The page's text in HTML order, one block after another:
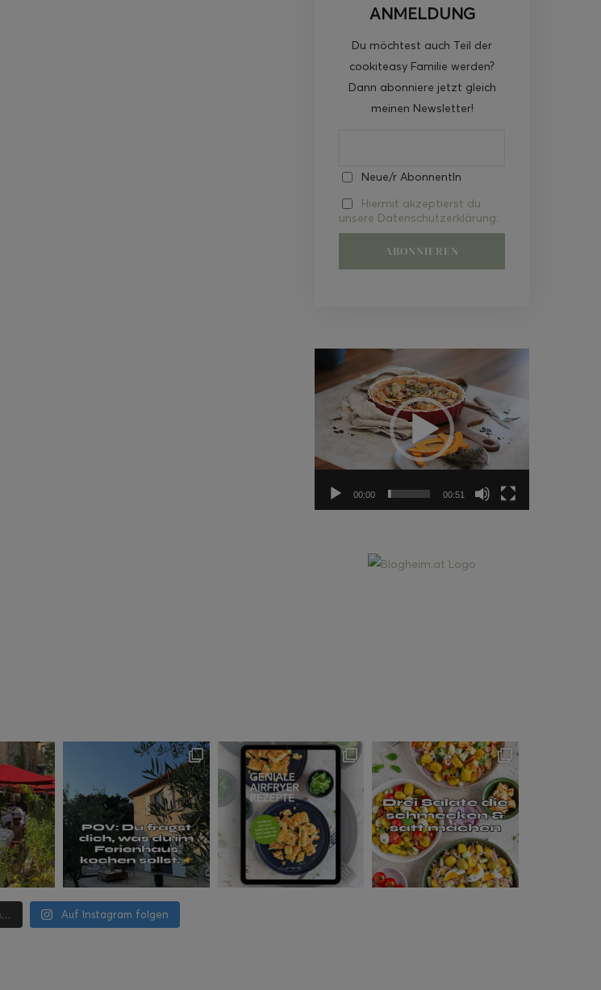
ANMELDUNG
Du möchtest auch Teil der
cookiteasy Familie werden?
Dann abonniere jetzt gleich
meinen Newsletter!
Neue/r AbonnentIn
Hiermit akzeptierst du
unsere Datenschutzerklärung.
Video-
Player
00:00 00:51
Auf Instagram folgen